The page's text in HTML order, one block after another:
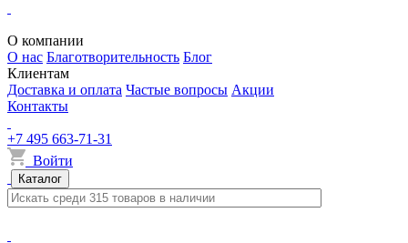
О компании
О нас Благотворительность Блог
Клиентам
Доставка и оплата Частые вопросы Акции
Контакты
+7 495 663-71-31
Войти
Каталог